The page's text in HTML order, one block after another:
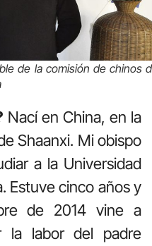
de la comisión de chinos
Nací en China, en la
Shaanxi. Mi obispo
a la Universidad
Estuve cinco años y
de 2014 vine a
la labor del padre